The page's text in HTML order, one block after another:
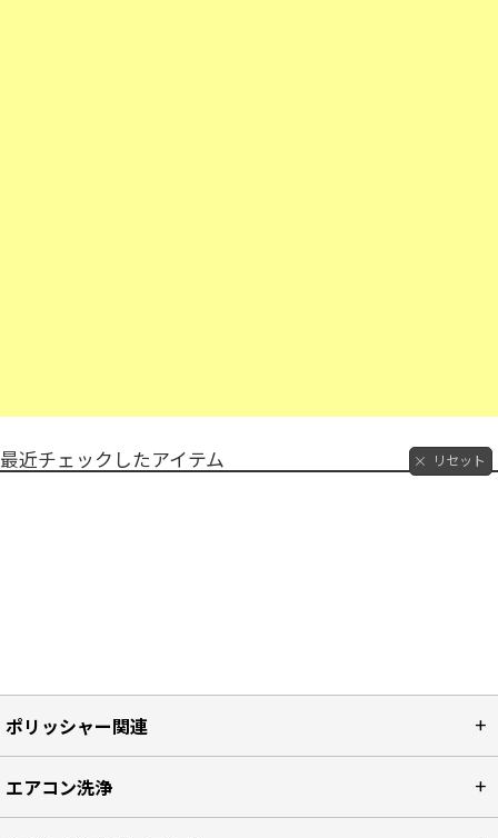
最近チェックしたアイテム リセット
ポリッシャー関連
エアコン洗浄